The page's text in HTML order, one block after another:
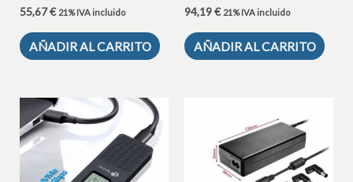
55,67€ 21% IVA incluido
AÑADIR AL CARRITO
94,19€ 21% IVA incluido
AÑADIR AL CARRITO